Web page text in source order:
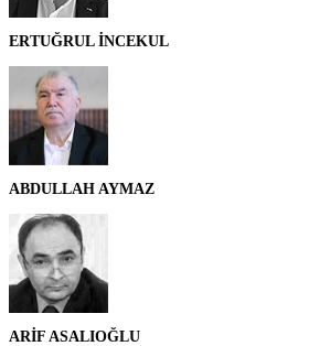
ERTUĞRUL İNCEKUL
ABDULLAH AYMAZ
ARİF ASALIOĞLU